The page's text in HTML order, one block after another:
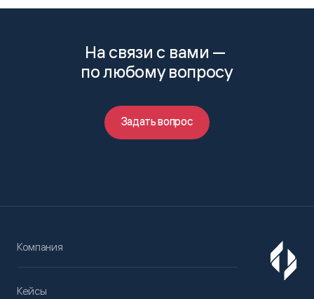
На связи с вами —
по любому вопросу
Задать вопрос
Компания
Кейсы